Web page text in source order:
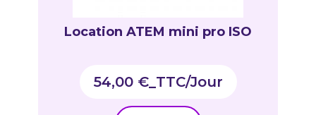
Location ATEM mini pro ISO
54,00 €_TTC